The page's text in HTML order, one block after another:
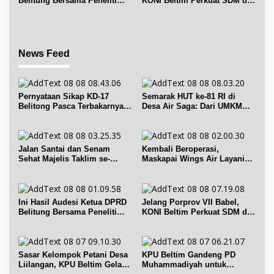
News Feed
Pernyataan Sikap KD-17
Belitong Pasca Terbakarnya
Semarak HUT ke-81 RI di
Desa Air Saga: Dari UMKM
Jalan Santai dan Senam
Sehat Majelis Taklim se-
Kembali Beroperasi,
Maskapai Wings Air Layani
Ini Hasil Audesi Ketua DPRD
Belitung Bersama Peneliti
Jelang Porprov VII Babel,
KONI Beltim Perkuat SDM di
Sasar Kelompok Petani Desa
Liilangan, KPU Beltim Gelar
KPU Beltim Gandeng PD
Muhammadiyah untuk